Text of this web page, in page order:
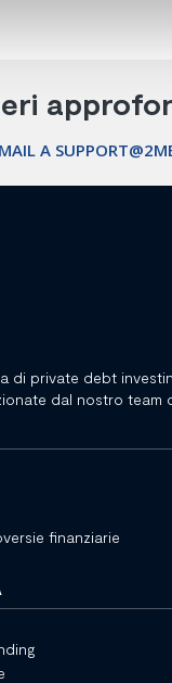
A
di private debt
dal nostro team
finanziarie